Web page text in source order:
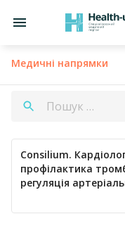
Медичні напрямки
Consilium.
профілактика
регуляція